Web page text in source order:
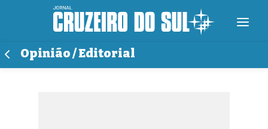
Opinião / Editorial